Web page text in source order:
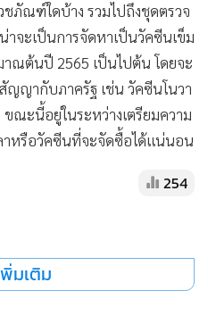
ชภัณฑ์ใดบ้าง รวมไปถึงชุดตรวจ
จะเป็นการจัดหาเป็นวัคซีนเข็ม
ณต้นปี 2565 เป็นไปต้น โดยจะ
ญญากับภาครัฐ เช่น วัคซีนโนวา
ณะนี้อยู่ในระหว่างเตรียมความ
าหรือวัคซีนที่จะจัดซื้อได้แน่นอน
254
มเติม